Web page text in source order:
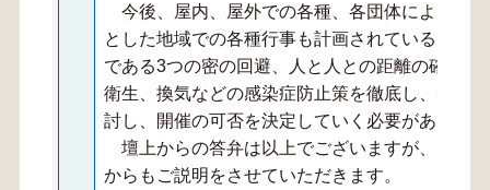
今後、屋内、屋外での各種、各団体によるス
とした地域での各種行事も計画されていること
である3つの密の回避、人と人との距離の確保
衛生、換気などの感染症防止策を徹底し、感染
討し、開催の可否を決定していく必要があると
壇上からの答弁は以上でございますが、この
からもご説明をさせていただきます。